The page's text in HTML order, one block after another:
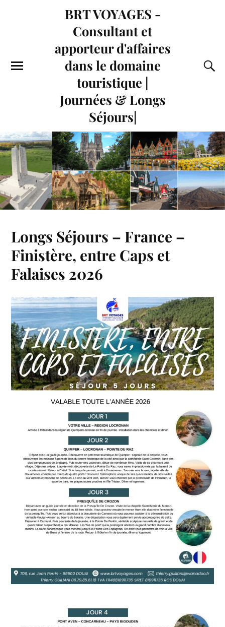
BRT VOYAGES -
Consultant et
apporteur d'affaires
dans le domaine
touristique |
Journées & Longs
Séjours|
Longs Séjours – France –
Finistère, entre Caps et
Falaises 2026